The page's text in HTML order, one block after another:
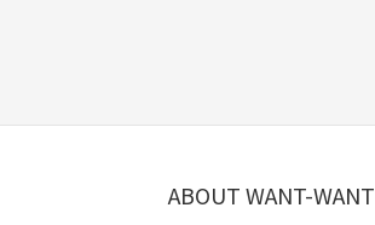
ABOUT WANT-WANT